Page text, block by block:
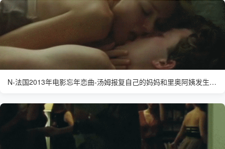
N-法国2013年电影忘年恋曲-汤姆报复自己的妈妈和里奥阿姨发生关系